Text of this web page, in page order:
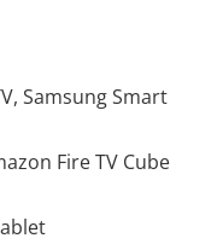
Samsung Smart
Fire TV Cube